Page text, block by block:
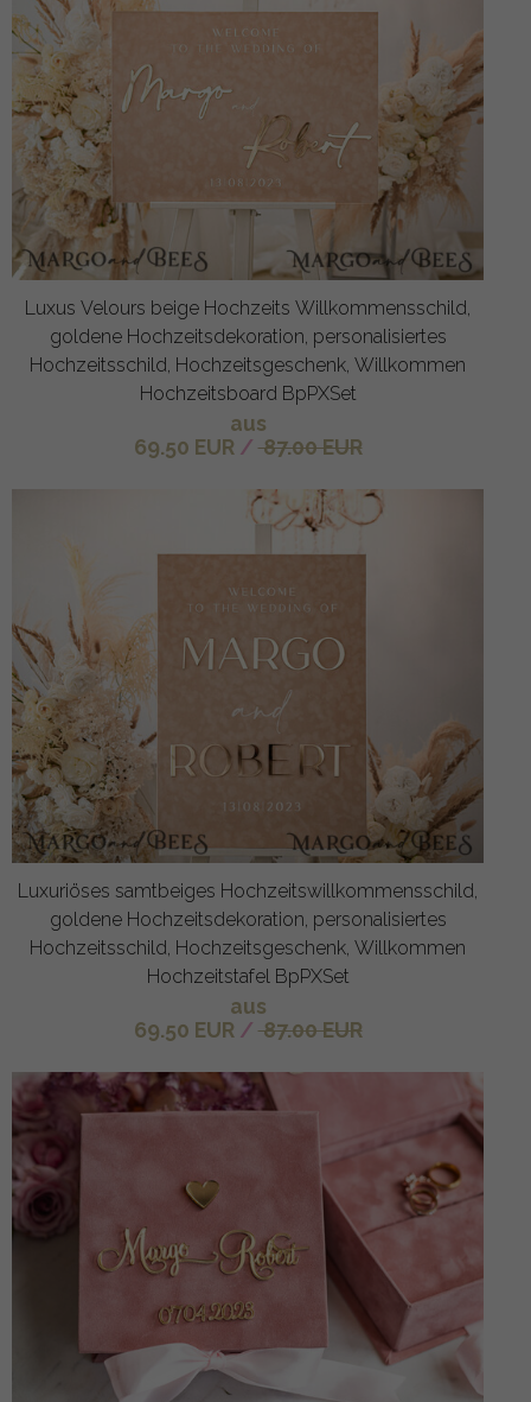
Luxus Velours beige Hochzeits Willkommensschild,
goldene Hochzeitsdekoration, personalisiertes
Hochzeitsschild, Hochzeitsgeschenk, Willkommen
Hochzeitsboard BpPXSet
aus
69.50 EUR / 87.00 EUR
Luxuriöses samtbeiges Hochzeitswillkommensschild,
goldene Hochzeitsdekoration, personalisiertes
Hochzeitsschild, Hochzeitsgeschenk, Willkommen
Hochzeitstafel BpPXSet
aus
69.50 EUR / 87.00 EUR